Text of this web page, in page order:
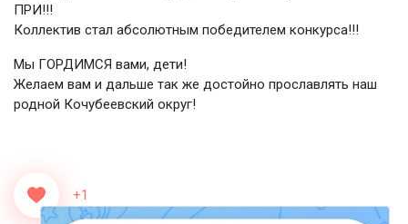
ПРИ!!!
Коллектив стал абсолютным победителем конкурса!!!
Мы ГОРДИМСЯ вами, дети!
Желаем вам и дальше так же достойно прославлять наш
родной Кочубеевский округ!
+1